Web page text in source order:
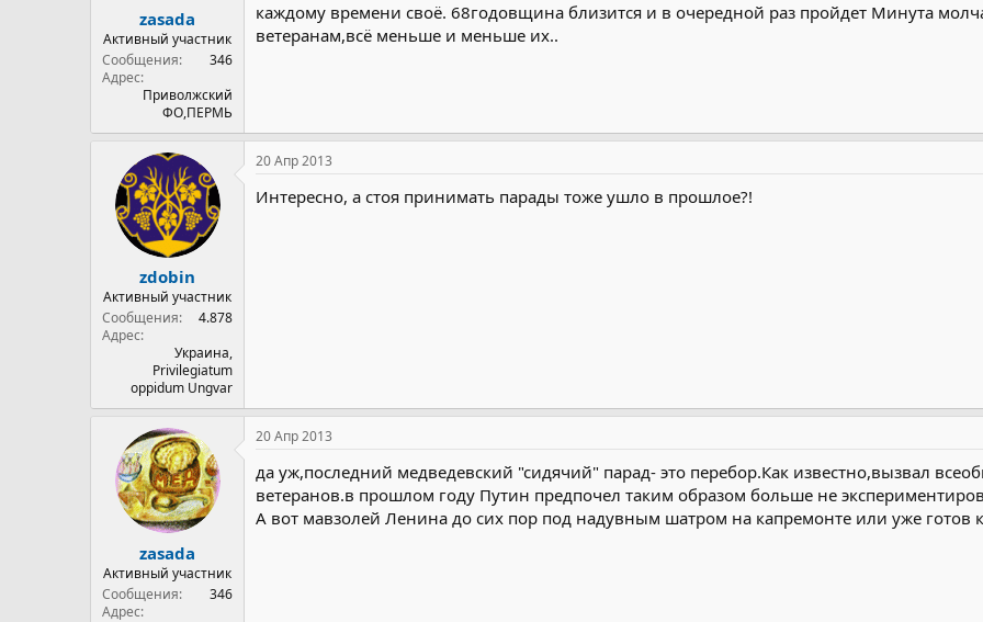
zasada
Активный участник
Сообщения
346
Адрес
Приволжский
ФО,ПЕРМЬ
каждому времени своё. 68годовщина близится и в очередной раз пройдет Минута
ветеранам,всё меньше и меньше их..
zdobin
Активный участник
Сообщения
4.878
Адрес
Украина,
Privilegiatum
oppidum Ungvar
20 Апр 2013
Интересно, а стоя принимать парады тоже ушло в прошлое?!
zasada
Активный участник
Сообщения
346
Адрес
20 Апр 2013
да уж,последний медведевский "сидячий" парад- это перебор.Как известно,вызвал
ветеранов.в прошлом году Путин предпочел таким образом больше не
А вот мавзолей Ленина до сих пор под надувным шатром на капремонте или уже готов к